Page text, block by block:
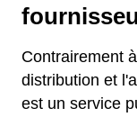
Contrairement
distribution et
est un service